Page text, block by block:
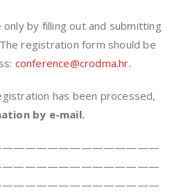
only by filling out and submitting
registration form should be
conference@crodma.hr.
has been processed,
by e-mail.